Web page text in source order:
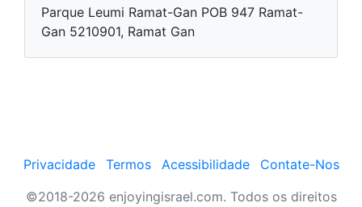
Parque Leumi Ramat-Gan POB 947 Ramat-
Gan 5210901, Ramat Gan
Privacidade Termos Acessibilidade
Contate-Nos
©2018-2026 enjoyingisrael.com. Todos os direitos